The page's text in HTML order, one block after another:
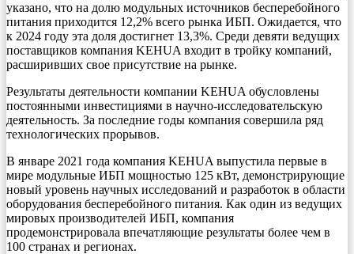
указано, что на долю модульных источников бесперебойного
питания приходится 12,2% всего рынка ИБП. Ожидается, что
к 2024 году эта доля достигнет 13,3%. Среди девяти ведущих
поставщиков компания KEHUA входит в тройку компаний,
расширивших свое присутствие на рынке.
Результаты деятельности компании KEHUA обусловлены
постоянными инвестициями в научно-исследовательскую
деятельность. За последние годы компания совершила ряд
технологических прорывов.
В январе 2021 года компания KEHUA выпустила первые в
мире модульные ИБП мощностью 125 кВт, демонстрирующие
новый уровень научных исследований и разработок в области
оборудования бесперебойного питания. Как один из ведущих
мировых производителей ИБП, компания
продемонстрировала впечатляющие результаты более чем в
100 странах и регионах.